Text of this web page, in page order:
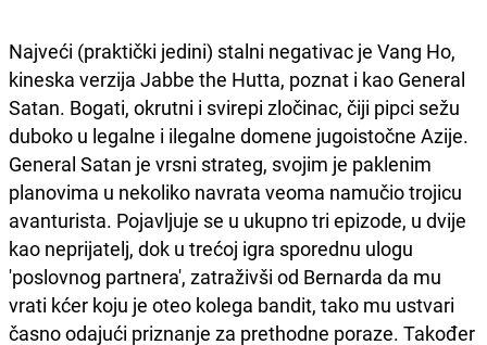
Najveći (praktički jedini) stalni negativac je Vang Ho,
kineska verzija Jabbe the Hutta, poznat i kao General
Satan. Bogati, okrutni i svirepi zločinac, čiji pipci sežu
duboko u legalne i ilegalne domene jugoistočne Azije.
General Satan je vrsni strateg, svojim je paklenim
planovima u nekoliko navrata veoma namučio trojicu
avanturista. Pojavljuje se u ukupno tri epizode, u dvije
kao neprijatelj, dok u trećoj igra sporednu ulogu
'poslovnog partnera', zatraživši od Bernarda da mu
vrati kćer koju je oteo kolega bandit, tako mu ustvari
časno odajući priznanje za prethodne poraze. Također